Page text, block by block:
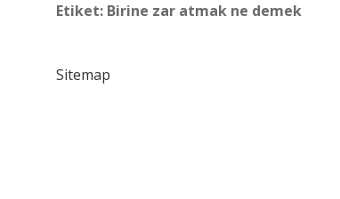
Etiket: Birine zar atmak ne demek
Sitemap